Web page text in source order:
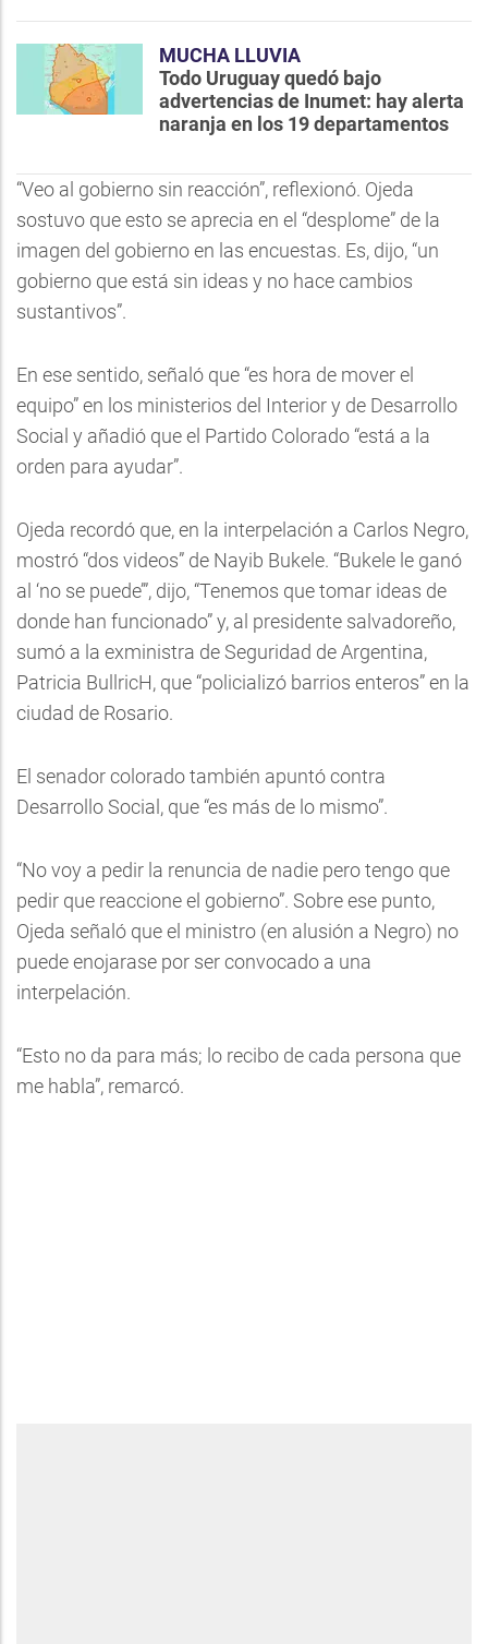
MUCHA LLUVIA
Todo Uruguay quedó bajo
advertencias de Inumet: hay alerta
naranja en los 19 departamentos
“Veo al gobierno sin reacción”, reflexionó. Ojeda
sostuvo que esto se aprecia en el “desplome” de la
imagen del gobierno en las encuestas. Es, dijo, “un
gobierno que está sin ideas y no hace cambios
sustantivos”.
En ese sentido, señaló que “es hora de mover el
equipo” en los ministerios del Interior y de Desarrollo
Social y añadió que el Partido Colorado “está a la
orden para ayudar”.
Ojeda recordó que, en la interpelación a Carlos Negro,
mostró “dos videos” de Nayib Bukele. “Bukele le ganó
al ‘no se puede’”, dijo, “Tenemos que tomar ideas de
donde han funcionado” y, al presidente salvadoreño,
sumó a la exministra de Seguridad de Argentina,
Patricia BullricH, que “policializó barrios enteros” en la
ciudad de Rosario.
El senador colorado también apuntó contra
Desarrollo Social, que “es más de lo mismo”.
“No voy a pedir la renuncia de nadie pero tengo que
pedir que reaccione el gobierno”. Sobre ese punto,
Ojeda señaló que el ministro (en alusión a Negro) no
puede enojarase por ser convocado a una
interpelación.
“Esto no da para más; lo recibo de cada persona que
me habla”, remarcó.